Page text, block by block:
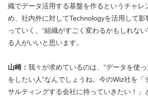
織でデータ活用する基盤を作るというチャレ
め、社内外に対してTechnologyを活用して
っていく、“組織がすごく変わるかもしれな
る人がいいと思います。
山崎： 我々が求めているのは、“データを使
をしたい人”なんでしょうね。今のWiz社を「
サルティングする会社に持っていきたい！」